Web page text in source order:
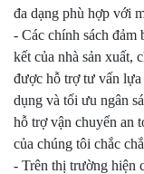
đa dạng phù hợp với
- Các chính sách đảm
kết của nhà sản xuất,
được hỗ trợ tư vấn
dụng và tối ưu ngân
hỗ trợ vận chuyển an
của chúng tôi chắc
- Trên thị trường hiện